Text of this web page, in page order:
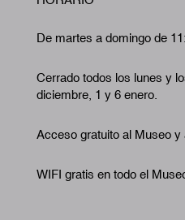
De martes a domingo de
Cerrado todos los lunes y
diciembre, 1 y 6 enero.
Acceso gratuito al Museo y
WIFI gratis en todo el